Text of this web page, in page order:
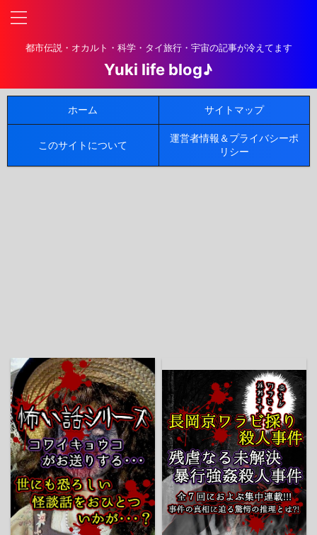
都市伝説・オカルト・科学・タイ旅行・宇宙の記事が冷えてます
Yuki life blog♪
ホーム サイトマップ
このサイトについて
運営者情報＆プライバシーポ
リシー